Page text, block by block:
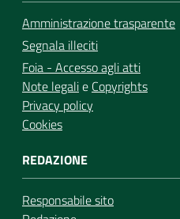
Amministrazione trasparente
Segnala illeciti
Foia - Accesso agli atti
Note legalie Copyrights
Privacy policy
Cookies
REDAZIONE
Responsabile sito